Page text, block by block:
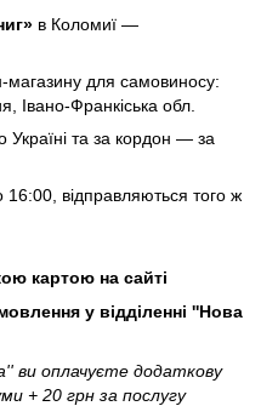
в Коломиї —
магазину для самовиносу:
Івано-Франкіська обл.
Україні та за кордон — за
відправляються того ж
картою на сайті
у відділенні ''Нова
ви оплачуєте додаткову
+ 20 грн за послугу